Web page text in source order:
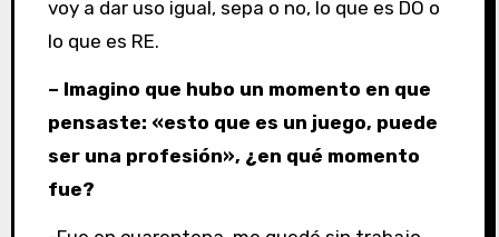
voy a dar uso igual, sepa o no, lo que es DO o
lo que es RE.
– Imagino que hubo un momento en que
pensaste: «esto que es un juego, puede
ser una profesión», ¿en qué momento
fue?